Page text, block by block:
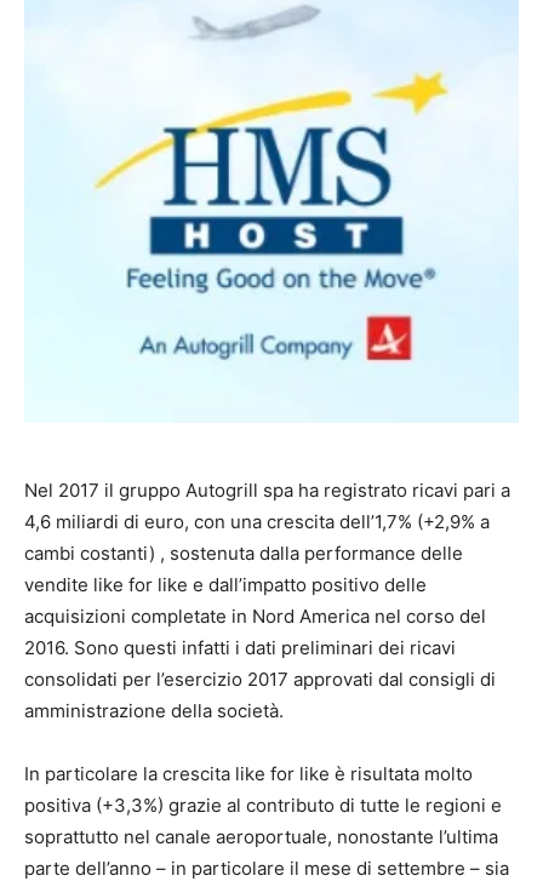
Nel 2017 il gruppo Autogrill spa ha registrato ricavi pari a
4,6 miliardi di euro, con una crescita dell’1,7% (+2,9% a
cambi costanti) , sostenuta dalla performance delle
vendite like for like e dall’impatto positivo delle
acquisizioni completate in Nord America nel corso del
2016. Sono questi infatti i dati preliminari dei ricavi
consolidati per l’esercizio 2017 approvati dal consigli di
amministrazione della società.
In particolare la crescita like for like è risultata molto
positiva (+3,3%) grazie al contributo di tutte le regioni e
soprattutto nel canale aeroportuale, nonostante l’ultima
parte dell’anno – in particolare il mese di settembre – sia